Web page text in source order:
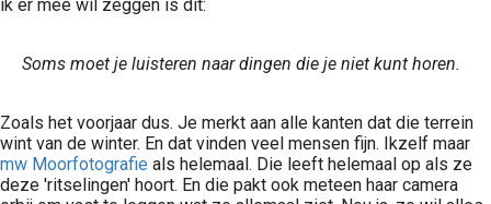
ik er mee wil zeggen is dit:
Soms moet je luisteren naar dingen die je niet kunt horen.
Zoals het voorjaar dus. Je merkt aan alle kanten dat die terrein
wint van de winter. En dat vinden veel mensen fijn. Ikzelf maar
mw Moorfotografie als helemaal. Die leeft helemaal op als ze
deze 'ritselingen' hoort. En die pakt ook meteen haar camera